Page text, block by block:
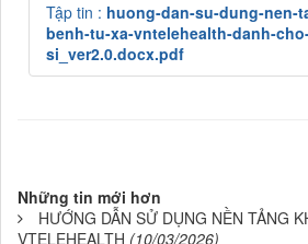
Tập tin : huong-dan-su-dung-nen-
benh-tu-xa-vntelehealth-danh-
si_ver2.0.docx.pdf
Những tin mới hơn
HƯỚNG DẪN SỬ DỤNG NỀN TẢNG
VTELEHEALTH (10/03/2026)